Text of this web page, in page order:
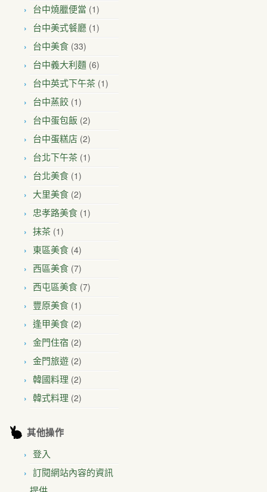
台中燒臘便當 (1)
台中美式餐廳 (1)
台中美食 (33)
台中義大利麵 (6)
台中英式下午茶 (1)
台中蒸餃 (1)
台中蛋包飯 (2)
台中蛋糕店 (2)
台北下午茶 (1)
台北美食 (1)
大里美食 (2)
忠孝路美食 (1)
抹茶 (1)
東區美食 (4)
西區美食 (7)
西屯區美食 (7)
豐原美食 (1)
逢甲美食 (2)
金門住宿 (2)
金門旅遊 (2)
韓國料理 (2)
韓式料理 (2)
其他操作
登入
訂閱網站內容的資訊